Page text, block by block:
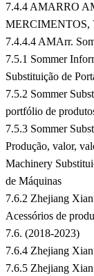
7.4.4 AMARRO
MERCIMENTOS,
7.4.4.4 AMArr.
7.5.1 Sommer
Substituição de
7.5.2 Sommer
portfólio de
7.5.3 Sommer
Produção, valor,
Machinery
de Máquinas
7.6.2 Zhejiang
Acessórios de
7.6. (2018-2023)
7.6.4 Zhejiang
7.6.5 Zhejiang